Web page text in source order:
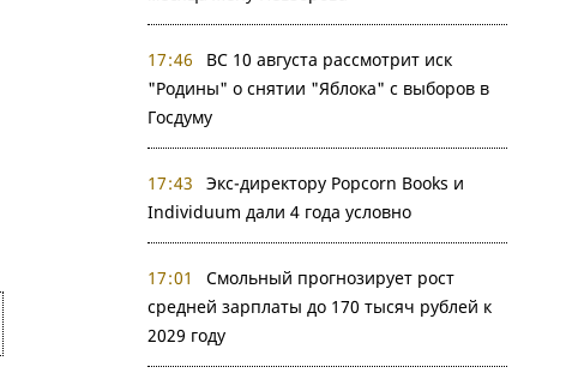
17:46
ВС 10 августа рассмотрит иск
"Родины" о снятии "Яблока" с выборов в
Госдуму
17:43
Экс-директору Popcorn Books и
Individuum дали 4 года условно
17:01
Смольный прогнозирует рост
средней зарплаты до 170 тысяч рублей к
2029 году